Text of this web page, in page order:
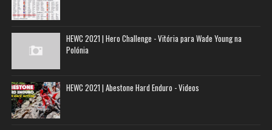
HEWC 2021 | Hero Challenge - Vitória para Wade Young na
Polónia
HEWC 2021 | Abestone Hard Enduro - Videos